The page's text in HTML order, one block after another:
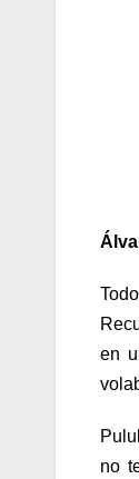
en
no